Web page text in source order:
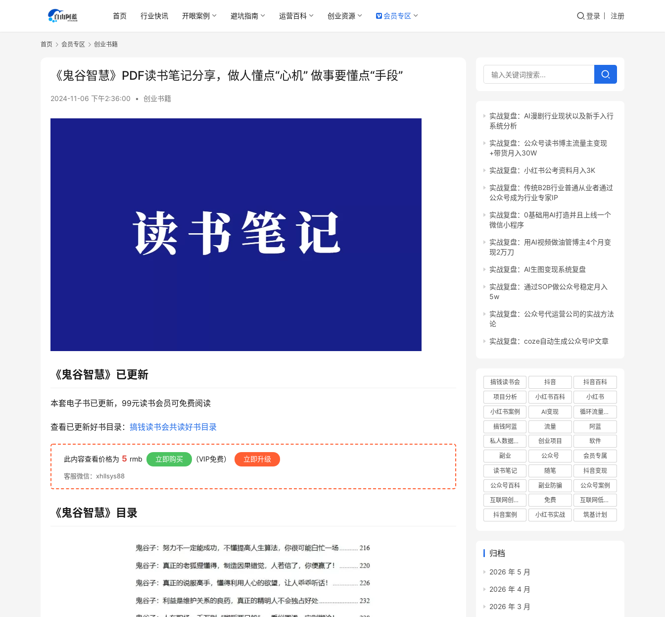
首页 行业快讯 开眼案例 避坑指南 运营百科 创业资源 会员专区 登录 注册
首页 会员专区 创业书籍
《鬼谷智慧》PDF读书笔记分享，做人懂点“心机” 做事要懂点“手段”
2024-11-06 下午2:36:00 • 创业书籍
《鬼谷智慧》 已更新
本套电子书已更新，99元读书会员可免费阅读
查看已更新好书目录： 搞钱读书会共读好书目录
此内容查看价格为 5 rmb 立即购买 （VIP免费） 立即升级
客服微信：xhllsys88
《鬼谷智慧》 目录
实战复盘：AI漫剧行业现状以及新手入行
系统分析
实战复盘：公众号读书博主流量主变现
+带货月入30W
实战复盘：小红书公考资料月入3K
实战复盘：传统B2B行业普通从业者通过
公众号成为行业专家IP
实战复盘：0基础用AI打造并且上线一个
微信小程序
实战复盘：用AI视频做油管博主4个月变
现2万刀
实战复盘：AI生图变现系统复盘
实战复盘：通过SOP做公众号稳定月入
5w
实战复盘：公众号代运营公司的实战方法
论
实战复盘：coze自动生成公众号IP文章
搞钱读书会 抖音
抖音百科
项目分析
小红书百科
小红书
小红书案例
AI变现
循环流量实验室
搞钱阿蓝
流量
阿蓝
私人数据库项目
创业项目
软件
副业
公众号
会员专属
读书笔记
随笔
抖音变现
公众号百科
副业防骗
公众号案例
互联网创业项目
免费
互联网低成本创业项目
抖音案例
小红书实战 筑基计划
归档
2026 年 5 月
2026 年 4 月
2026 年 3 月